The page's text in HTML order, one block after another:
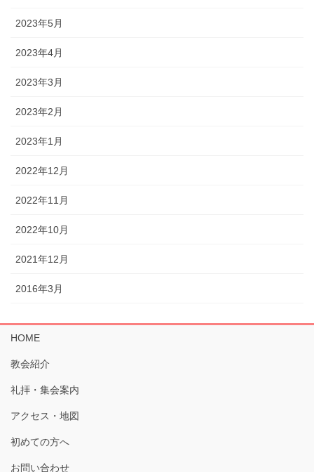
2023年5月
2023年4月
2023年3月
2023年2月
2023年1月
2022年12月
2022年11月
2022年10月
2021年12月
2016年3月
HOME
教会紹介
礼拝・集会案内
アクセス・地図
初めての方へ
お問い合わせ